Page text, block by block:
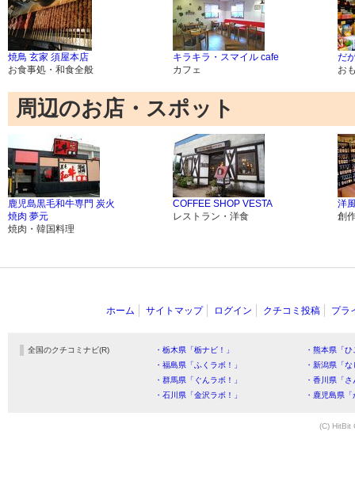
焼鳥 玄家 須屋本店
お食事処・和食全般
キラキラ・スマイル cafe
カフェ
だ
お
周辺のお店・スポット
鹿児島黒毛和牛専門 炭火
焼肉 夢元
焼肉・韓国料理
COFFEE SHOP VESTA
レストラン・洋食
洋
創
ホーム サイトマップ ログイン クチコミ投稿 プラ
全国のクチコミナビ(R) ・栃木県「栃ナビ！」
・熊本県「
・福島県「ふくラボ！」
・新潟県「
・群馬県「ぐんラボ！」
・香川県「
・石川県「金沢ラボ！」
・鹿児島県
(C) HitBit